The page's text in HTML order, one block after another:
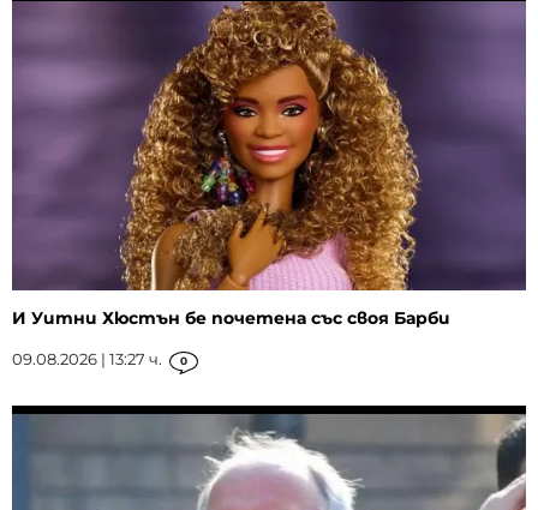
И Уитни Хюстън бе почетена със своя Барби
09.08.2026 | 13:27 ч. 0